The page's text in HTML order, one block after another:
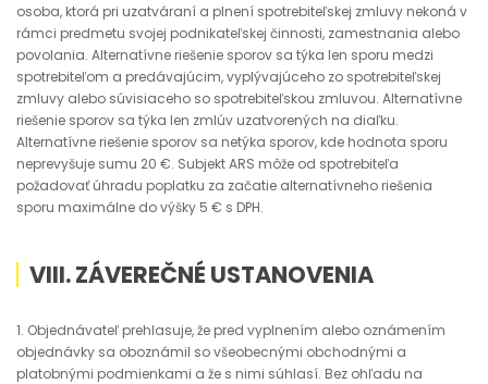
osoba, ktorá pri uzatváraní a plnení spotrebiteľskej zmluvy nekoná v
rámci predmetu svojej podnikateľskej činnosti, zamestnania alebo
povolania. Alternatívne riešenie sporov sa týka len sporu medzi
spotrebiteľom a predávajúcim, vyplývajúceho zo spotrebiteľskej
zmluvy alebo súvisiaceho so spotrebiteľskou zmluvou. Alternatívne
riešenie sporov sa týka len zmlúv uzatvorených na diaľku.
Alternatívne riešenie sporov sa netýka sporov, kde hodnota sporu
neprevyšuje sumu 20 €. Subjekt ARS môže od spotrebiteľa
požadovať úhradu poplatku za začatie alternatívneho riešenia
sporu maximálne do výšky 5 € s DPH.
VIII. ZÁVEREČNÉ USTANOVENIA
1. Objednávateľ prehlasuje, že pred vyplnením alebo oznámením
objednávky sa oboznámil so všeobecnými obchodnými a
platobnými podmienkami a že s nimi súhlasí. Bez ohľadu na